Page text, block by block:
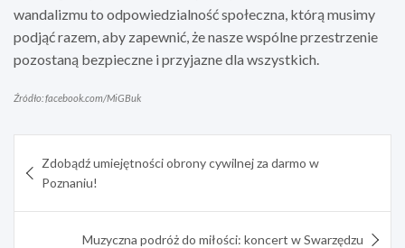
wandalizmu to odpowiedzialność społeczna, którą musimy
podjąć razem, aby zapewnić, że nasze wspólne przestrzenie
pozostaną bezpieczne i przyjazne dla wszystkich.
Źródło: facebook.com/MiGBuk
wpisu
Zdobądź umiejętności obrony cywilnej za darmo w
Poznaniu!
Muzyczna podróż do miłości: koncert w Swarzędzu